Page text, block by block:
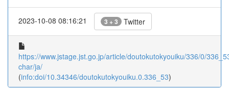
2023-10-08 08:16:21 3 + 3 Twitter
https://www.jstage.jst.go.jp/article/doutokutokyouiku/336/0/
char/ja/
(info:doi/10.34346/doutokutokyouiku.0.336_53)